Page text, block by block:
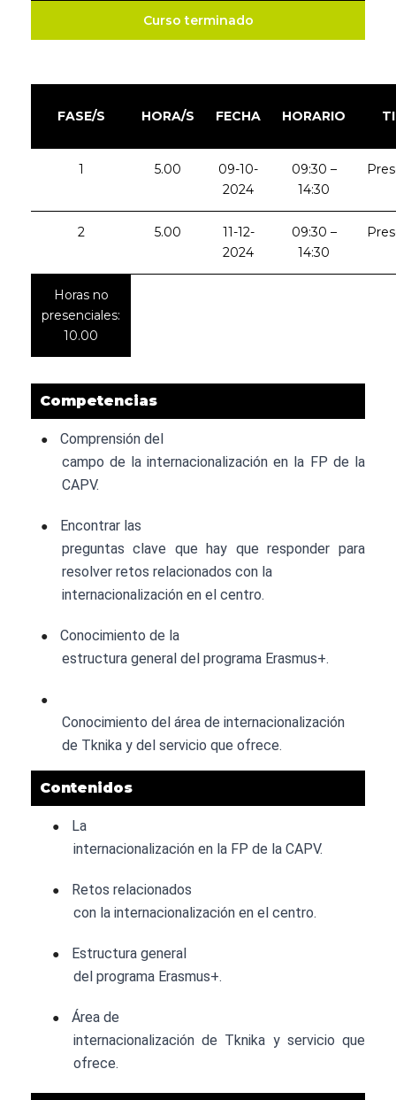
Curso terminado
FASE/S HORA/S FECHA HORARIO
1 5.00
09-10-
2024
09:30 –
14:30
2 5.00
11-12-
2024
09:30 –
14:30
Horas no
presenciales:
10.00
Competencias
●
Comprensión del
campo de la internacionalización en la FP de la
CAPV.
●
Encontrar las
preguntas clave que hay que responder para
resolver retos relacionados con la
internacionalización en el centro.
●
Conocimiento de la
estructura general del programa Erasmus+.
●
Conocimiento del área de internacionalización
de Tknika y del servicio que ofrece.
Contenidos
●
La
internacionalización en la FP de la CAPV.
●
Retos relacionados
con la internacionalización en el centro.
●
Estructura general
del programa Erasmus+.
●
Área de
internacionalización de Tknika y servicio que
ofrece.